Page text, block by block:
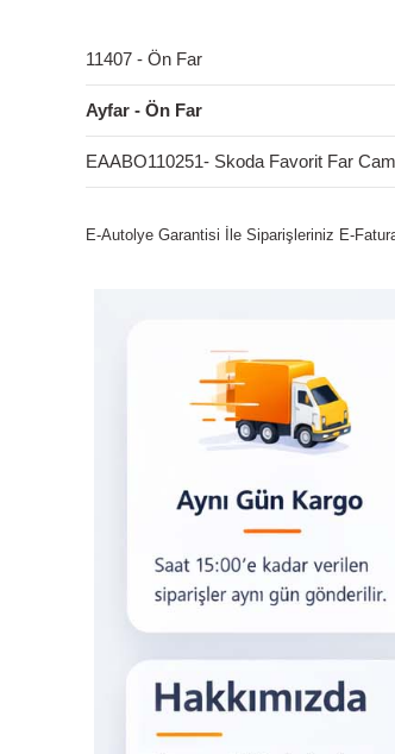
11407 - Ön Far
Ayfar - Ön Far
EAABO110251- Skoda Favorit Far
E-Autolye Garantisi İle Siparişleriniz E-